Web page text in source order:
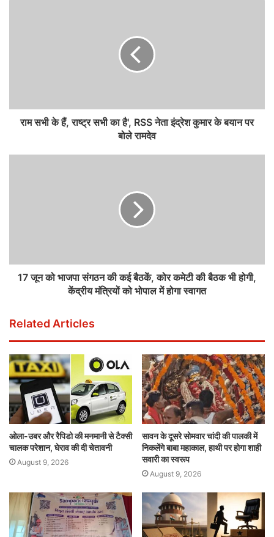
राम सभी के हैं, राष्ट्र सभी का है', RSS नेता इंद्रेश कुमार के बयान पर
बोले रामदेव
17 जून को भाजपा संगठन की कई बैठकें, कोर कमेटी की बैठक भी होगी,
केंद्रीय मंत्रियों को भोपाल में होगा स्वागत
Related Articles
ओला-उबर और रैपिडो की मनमानी से टैक्सी
चालक परेशान, घेराव की दी चेतावनी
August 9, 2026
सावन के दूसरे सोमवार चांदी की पालकी में
निकलेंगे बाबा महाकाल, हाथी पर होगा शाही
सवारी का स्वरूप
August 9, 2026